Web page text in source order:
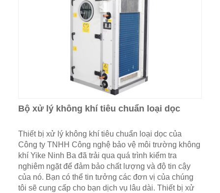
Bộ xử lý không khí tiêu chuẩn loại dọc
Thiết bị xử lý không khí tiêu chuẩn loại dọc của
Công ty TNHH Công nghệ bảo vệ môi trường không
khí Yike Ninh Ba đã trải qua quá trình kiểm tra
nghiêm ngặt để đảm bảo chất lượng và độ tin cậy
của nó. Bạn có thể tin tưởng các đơn vị của chúng
tôi sẽ cung cấp cho bạn dịch vụ lâu dài. Thiết bị xử